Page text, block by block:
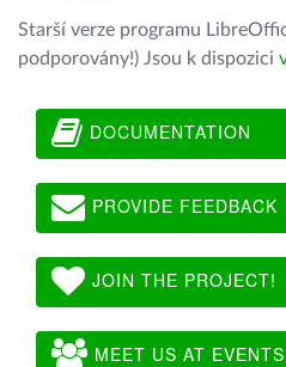
Starší verze programu
podporovány!) Jsou k dispozici
DOCUMENTATION
PROVIDE FEEDBACK
JOIN THE PROJECT!
MEET US AT EVENTS